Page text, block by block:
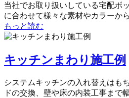
当社でお取り扱いしている宅配ボ
に合わせて様々な素材やカラーか
もっと読む
キッチンまわり施工例
システムキッチンの入れ替えはも
ドの交換、壁や床の内装工事まで